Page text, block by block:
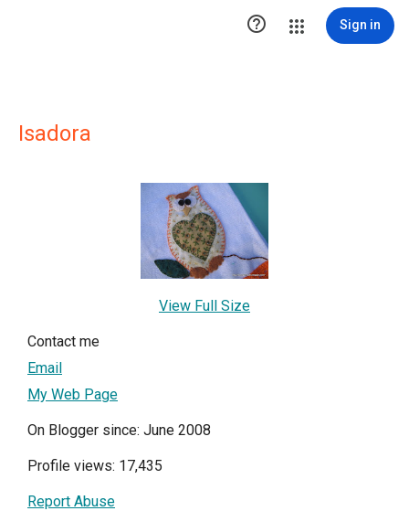
 Sign in
Isadora
View Full Size
Contact me
Email
My Web Page
On Blogger since: June 2008
Profile views: 17,435
Report Abuse